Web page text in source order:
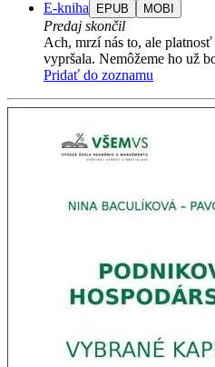
E-kniha EPUB MOBI
Predaj skončil
Ach, mrzí nás to, ale
vypršala. Nemôžeme ho už
Pridať do zoznamu